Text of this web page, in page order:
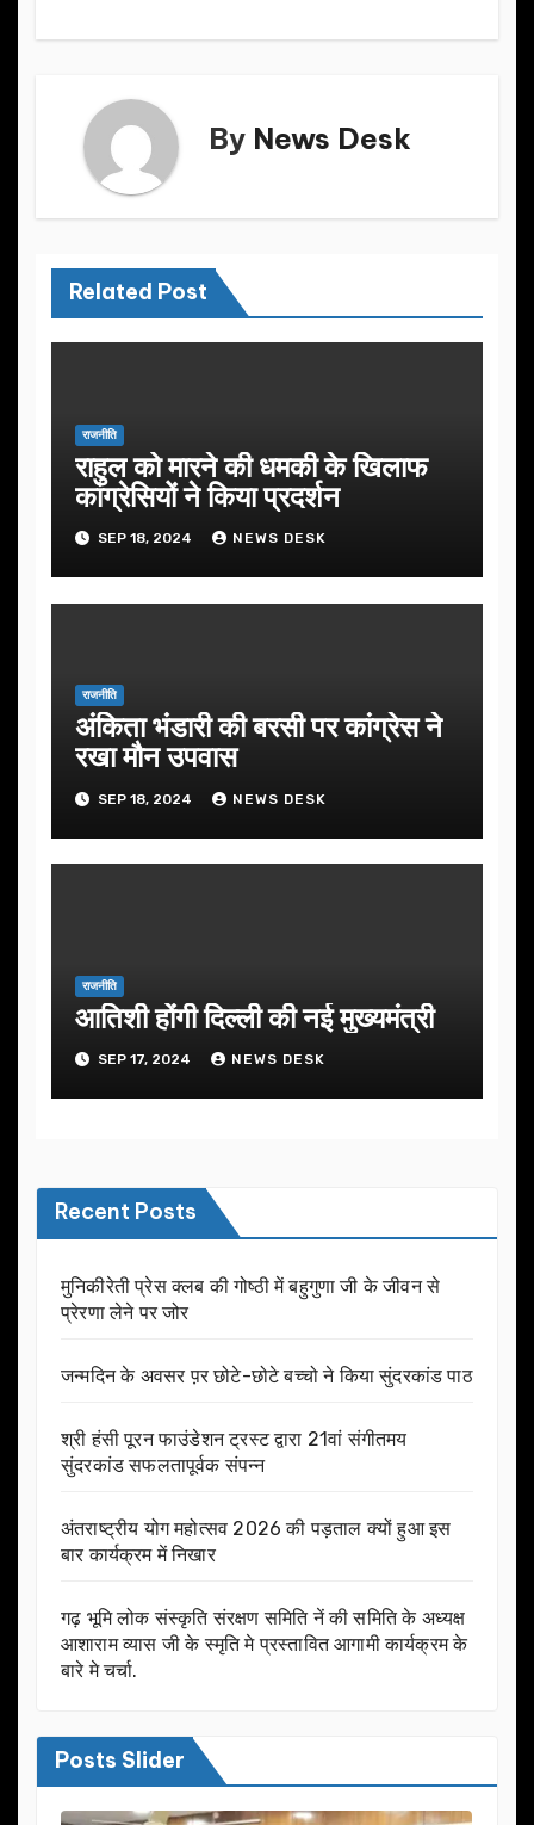
By News Desk
Related Post
राजनीति
राहुल को मारने की धमकी के खिलाफ
कांग्रेसियों ने किया प्रदर्शन
SEP 18, 2024 NEWS DESK
राजनीति
अंकिता भंडारी की बरसी पर कांग्रेस ने
रखा मौन उपवास
SEP 18, 2024 NEWS DESK
राजनीति
आतिशी होंगी दिल्ली की नई मुख्यमंत्री
SEP 17, 2024 NEWS DESK
Recent Posts
मुनिकीरेती प्रेस क्लब की गोष्ठी में बहुगुणा जी के जीवन से
प्रेरणा लेने पर जोर
जन्मदिन के अवसर प़र छोटे-छोटे बच्चो ने किया सुंदरकांड पाठ
श्री हंसी पूरन फाउंडेशन ट्रस्ट द्वारा 21वां संगीतमय
सुंदरकांड सफलतापूर्वक संपन्न
अंतराष्ट्रीय योग महोत्सव 2026 की पड़ताल क्यों हुआ इस
बार कार्यक्रम में निखार
गढ़ भूमि लोक संस्कृति संरक्षण समिति नें की समिति के अध्यक्ष
आशाराम व्यास जी के स्मृति मे प्रस्तावित आगामी कार्यक्रम के
बारे मे चर्चा.
Posts Slider